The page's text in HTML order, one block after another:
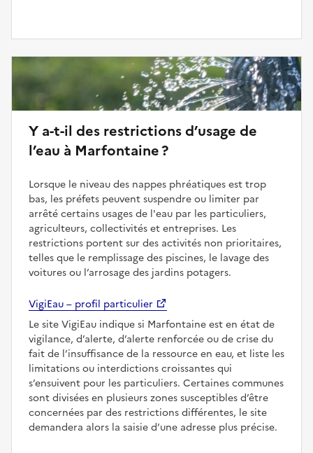
Y a-t-il des restrictions d’usage de
l’eau à Marfontaine ?
Lorsque le niveau des nappes phréatiques est trop
bas, les préfets peuvent suspendre ou limiter par
arrêté certains usages de l'eau par les particuliers,
agriculteurs, collectivités et entreprises. Les
restrictions portent sur des activités non prioritaires,
telles que le remplissage des piscines, le lavage des
voitures ou l’arrosage des jardins potagers.
VigiEau – profil particulier
Le site VigiEau indique si Marfontaine est en état de
vigilance, d’alerte, d’alerte renforcée ou de crise du
fait de l’insuffisance de la ressource en eau, et liste les
limitations ou interdictions croissantes qui
s’ensuivent pour les particuliers. Certaines communes
sont divisées en plusieurs zones susceptibles d’être
concernées par des restrictions différentes, le site
demandera alors la saisie d’une adresse plus précise.